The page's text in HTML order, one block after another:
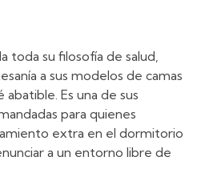
toda su filosofía de salud,
a sus modelos de camas
abatible. Es una de sus
para quienes
extra en el dormitorio
a un entorno libre de